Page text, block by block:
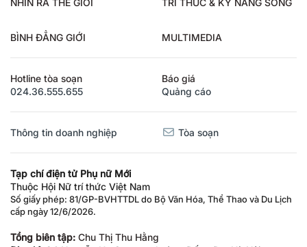
BÌNH ĐẲNG GIỚI MULTIMEDIA
Hotline tòa soạn
024.36.555.655
Báo giá
Quảng cáo
Thông tin doanh nghiệp Tòa soạn
Tạp chí điện tử Phụ nữ Mới
Thuộc Hội Nữ trí thức Việt Nam
Số giấy phép: 81/GP-BVHTTDL do Bộ Văn Hóa, Thể Thao và Du Lịch
cấp ngày 12/6/2026.
Tổng biên tập: Chu Thị Thu Hằng